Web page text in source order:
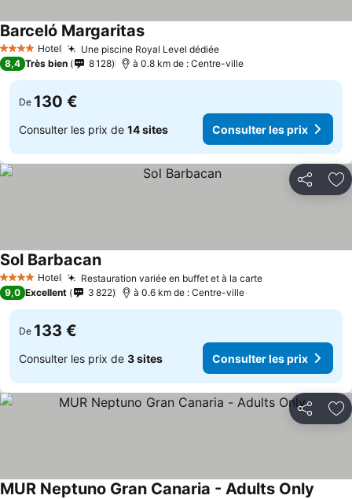
4 Étoiles Hotel Une piscine Royal Level dédiéeConsulter les prix
Barceló MargaritasConsulter les prix
8,4 Très bien 8 128 à 0.8 km de : Centre-ville
De 130 €
Consulter les prix de 14 sites Consulter les prix
Partager
4 Étoiles Hotel Restauration variée en buffet et à la carteConsulter les
Sol BarbacanConsulter les prix
9,0 Excellent 3 822 à 0.6 km de : Centre-ville
De 133 €
Consulter les prix de 3 sites Consulter les prix
Partager
MUR Neptuno Gran Canaria - Adults Only